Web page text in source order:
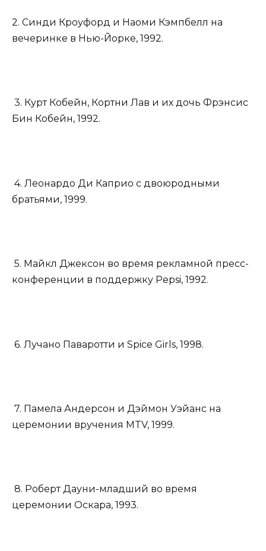
2. Синди Кроуфорд и Наоми Кэмпбелл на
вечеринке в Нью-Йорке, 1992.
3. Курт Кобейн, Кортни Лав и их дочь Фрэнсис
Бин Кобейн, 1992.
4. Леонардо Ди Каприо с двоюродными
братьями, 1999.
5. Майкл Джексон во время рекламной пресс-
конференции в поддержку Pepsi, 1992.
6. Лучано Паваротти и Spice Girls, 1998.
7. Памела Андерсон и Дэймон Уэйанс на
церемонии вручения MTV, 1999.
8. Роберт Дауни-младший во время
церемонии Оскара, 1993.